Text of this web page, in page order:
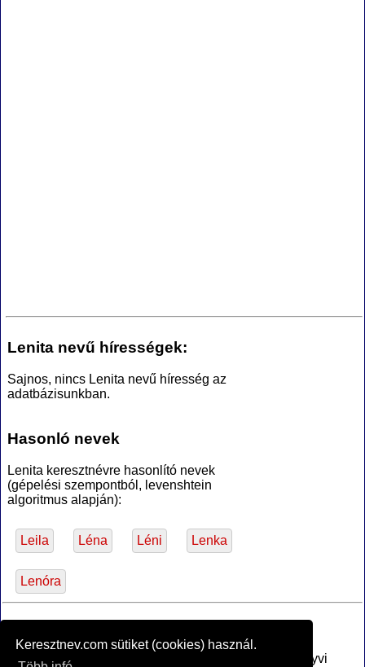
Keresztnev.com sütiket (cookies) használ.
Lenita nevű hírességek:
Sajnos, nincs Lenita nevű híresség az
adatbázisunkban.
Hasonló nevek
Lenita keresztnévre hasonlító nevek
(gépelési szempontból, levenshtein
algoritmus alapján):
Leila Léna Léni Lenka
Lenóra
Az MTA Nyelvtudományi Intézete által anyakönyvi